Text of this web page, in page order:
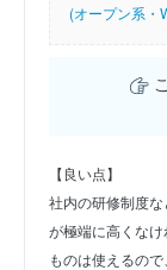
(オープン系・
【良い点】
社内の研修制度
が極端に高くな
ものは使えるので